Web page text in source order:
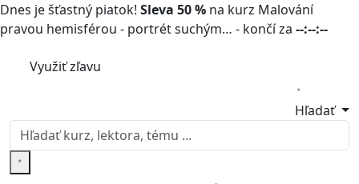
Dnes je šťastný piatok! Sleva 50 % na kurz Malování
pravou hemisférou - portrét suchým… - končí za --:--:--
Využiť zľavu
Hľadať